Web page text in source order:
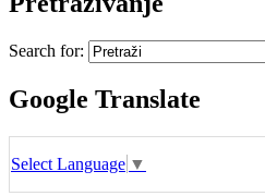
Search for:
Google Translate
Select Language ▼